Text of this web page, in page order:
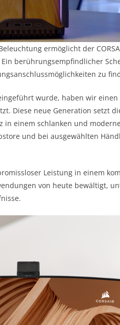
ermöglicht der
berührungsempfindlicher
zu
wurde, haben wir
Diese neue Generation setzt
einem schlanken und
und bei ausgewählten
Leistung in einem
von heute bewältigt,